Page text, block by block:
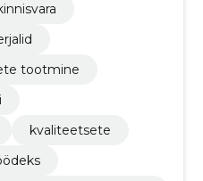
tootmine
kvaliteetsete